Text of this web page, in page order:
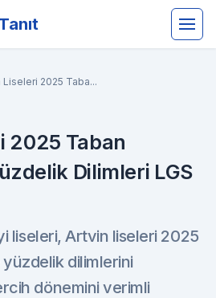
Liseleri 2025 Taba...
2025 Taban
Dilimleri LGS
liseleri, Artvin liseleri 2025
dilimlerini
dönemini verimli